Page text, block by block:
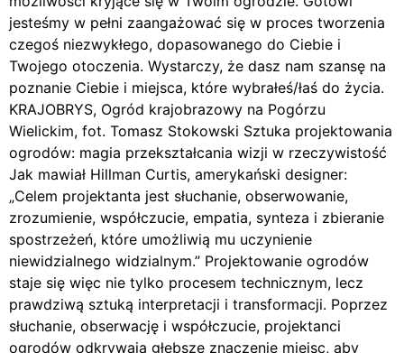
jesteśmy w pełni zaangażować się w proces tworzenia
czegoś niezwykłego, dopasowanego do Ciebie i
Twojego otoczenia. Wystarczy, że dasz nam szansę na
poznanie Ciebie i miejsca, które wybrałeś/łaś do życia.
KRAJOBRYS, Ogród krajobrazowy na Pogórzu
Wielickim, fot. Tomasz Stokowski Sztuka projektowania
ogrodów: magia przekształcania wizji w rzeczywistość
Jak mawiał Hillman Curtis, amerykański designer:
„Celem projektanta jest słuchanie, obserwowanie,
zrozumienie, współczucie, empatia, synteza i zbieranie
spostrzeżeń, które umożliwią mu uczynienie
niewidzialnego widzialnym.” Projektowanie ogrodów
staje się więc nie tylko procesem technicznym, lecz
prawdziwą sztuką interpretacji i transformacji. Poprzez
słuchanie, obserwację i współczucie, projektanci
ogrodów odkrywają głębsze znaczenie miejsc, aby